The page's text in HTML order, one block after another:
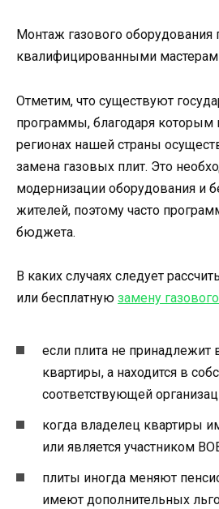
Монтаж газового оборудования
квалифицированными
Отметим, что существуют
программы, благодаря которым
регионах нашей страны
замена газовых плит. Это
модернизации оборудования и
жителей, поэтому часто
бюджета.
В каких случаях следует
или бесплатную замену
если плита не принадлежит
квартиры, а находится в
соответствующей
когда владелец квартиры
или является участником
плиты иногда меняют
имеют дополнительных